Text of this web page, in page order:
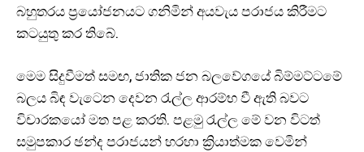
බහුතරය ප්‍රයෝජනයට ගනිමින් අයවැය පරාජය කිරීමට
කටයුතු කර තිබේ.
මෙම සිදුවීමත් සමඟ, ජාතික ජන බලවේගයේ බිම්මට්ටමේ
බලය බිඳ වැටෙන දෙවන රැල්ල ආරම්භ වී ඇති බවට
විචාරකයෝ මත පළ කරති. පළමු රැල්ල මේ වන විටත්
සමුපකාර ඡන්ද පරාජයන් හරහා ක්‍රියාත්මක වෙමින්